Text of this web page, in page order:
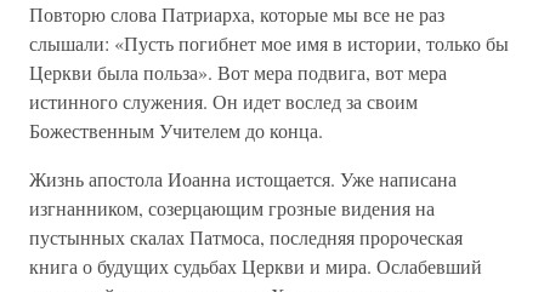
Повторю слова Патриарха, которые мы все не раз
слышали: «Пусть погибнет мое имя в истории, только бы
Церкви была польза». Вот мера подвига, вот мера
истинного служения. Он идет вослед за своим
Божественным Учителем до конца.
Жизнь апостола Иоанна истощается. Уже написана
изгнанником, созерцающим грозные видения на
пустынных скалах Патмоса, последняя пророческая
книга о будущих судьбах Церкви и мира. Ослабевший